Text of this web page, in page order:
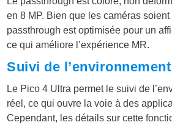
en 8 MP. Bien que les caméras soient
passthrough est optimisée pour un
ce qui améliore l’expérience MR.
Suivi de l’environnement
Le Pico 4 Ultra permet le suivi de
réel, ce qui ouvre la voie à des
Cependant, les détails sur cette